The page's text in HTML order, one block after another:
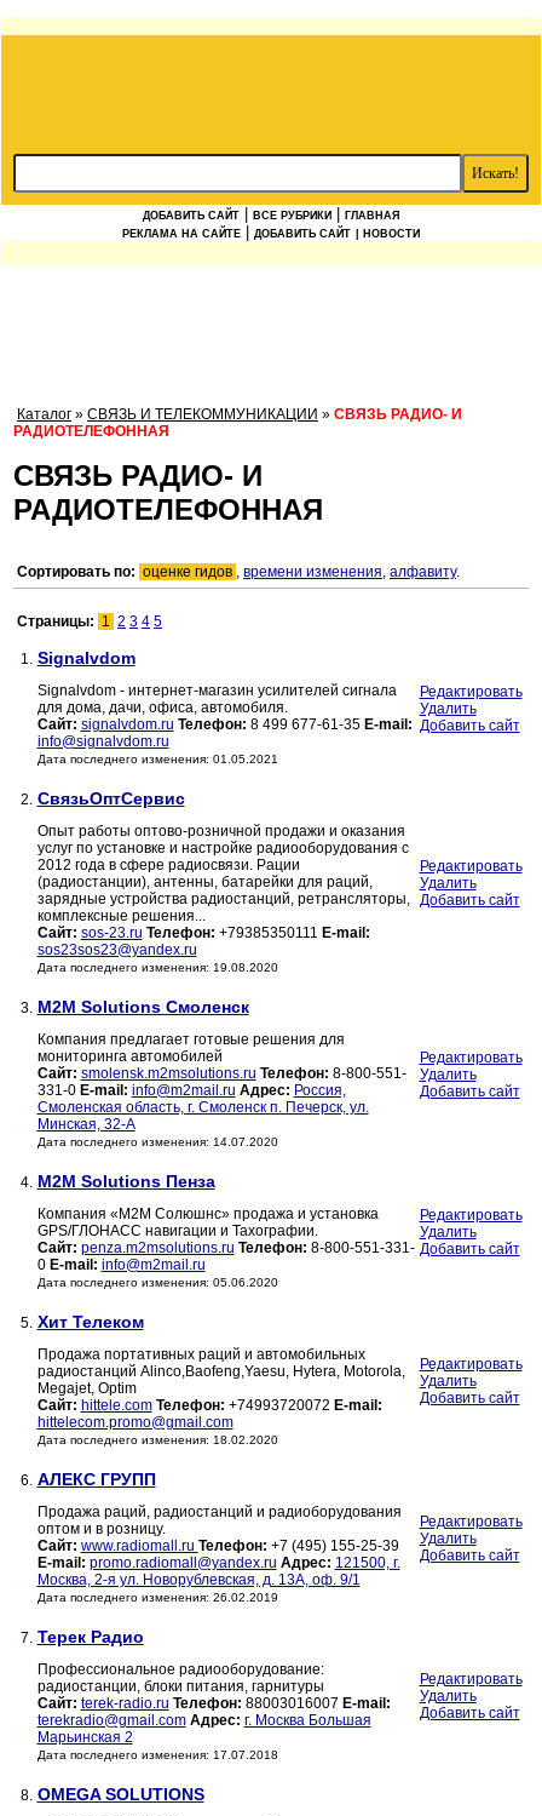
ДОБАВИТЬ САЙТ ВСЕ РУБРИКИ
ГЛАВНАЯ
РЕКЛАМА НА САЙТЕ
ДОБАВИТЬ САЙТ | НОВОСТИ
Каталог » СВЯЗЬ И ТЕЛЕКОММУНИКАЦИИ » СВЯЗЬ РАДИО- И
РАДИОТЕЛЕФОННАЯ
СВЯЗЬ РАДИО- И
РАДИОТЕЛЕФОННАЯ
Сортировать по: оценке гидов , времени изменения, алфавиту.
Страницы: 1 2 3 4 5
1. Signalvdom
Signalvdom - интернет-магазин усилителей сигнала
для дома, дачи, офиса, автомобиля.
Сайт: signalvdom.ru Телефон: 8 499 677-61-35 E-mail:
info@signalvdom.ru
Дата последнего изменения: 01.05.2021
Редактировать
Удалить
Добавить сайт
2. СвязьОптСервис
Опыт работы оптово-розничной продажи и оказания
услуг по установке и настройке радиооборудования с
2012 года в сфере радиосвязи. Рации
(радиостанции), антенны, батарейки для раций,
зарядные устройства радиостанций, ретрансляторы,
комплексные решения...
Сайт: sos-23.ru Телефон: +79385350111 E-mail:
sos23sos23@yandex.ru
Дата последнего изменения: 19.08.2020
Редактировать
Удалить
Добавить сайт
3. M2M Solutions Смоленск
Компания предлагает готовые решения для
мониторинга автомобилей
Сайт: smolensk.m2msolutions.ru Телефон: 8-800-551-
331-0 E-mail: info@m2mail.ru Адрес: Россия,
Смоленская область, г. Смоленск п. Печерск, ул.
Минская, 32-А
Дата последнего изменения: 14.07.2020
Редактировать
Удалить
Добавить сайт
4. M2M Solutions Пенза
Компания «М2М Солюшнс» продажа и установка
GPS/ГЛОНАСС навигации и Тахографии.
Сайт: penza.m2msolutions.ru Телефон: 8-800-551-331-
0 E-mail: info@m2mail.ru
Дата последнего изменения: 05.06.2020
Редактировать
Удалить
Добавить сайт
5. Хит Телеком
Продажа портативных раций и автомобильных
радиостанций Alinco,Baofeng,Yaesu, Hytera, Motorola,
Megajet, Optim
Сайт: hittele.com Телефон: +74993720072 E-mail:
hittelecom.promo@gmail.com
Дата последнего изменения: 18.02.2020
Редактировать
Удалить
Добавить сайт
6. АЛЕКС ГРУПП
Продажа раций, радиостанций и радиоборудования
оптом и в розницу.
Сайт: www.radiomall.ru Телефон: +7 (495) 155-25-39
E-mail: promo.radiomall@yandex.ru Адрес: 121500, г.
Москва, 2-я ул. Новорублевская, д. 13А, оф. 9/1
Дата последнего изменения: 26.02.2019
Редактировать
Удалить
Добавить сайт
7. Терек Радио
Профессиональное радиооборудование:
радиостанции, блоки питания, гарнитуры
Сайт: terek-radio.ru Телефон: 88003016007 E-mail:
terekradio@gmail.com Адрес: г. Москва Большая
Марьинская 2
Дата последнего изменения: 17.07.2018
Редактировать
Удалить
Добавить сайт
8. OMEGA SOLUTIONS